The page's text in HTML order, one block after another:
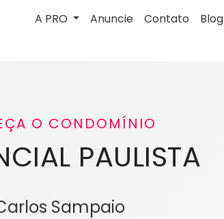
A PRO Anuncie Contato Blog
O CONDOMÍNIO
PAULISTA
Sampaio